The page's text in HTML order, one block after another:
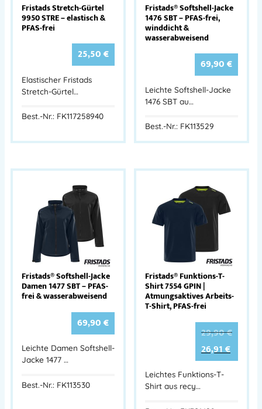
Fristads Stretch-Gürtel
9950 STRE – elastisch &
PFAS-frei
25,50€
Elastischer Fristads
Stretch-Gürtel…
Best.-Nr.: FK117258940
Fristads® Softshell-Jacke
1476 SBT – PFAS-frei,
winddicht &
wasserabweisend
69,90€
Leichte Softshell-Jacke
1476 SBT au…
Best.-Nr.: FK113529
Fristads® Softshell-Jacke
Damen 1477 SBT – PFAS-
frei & wasserabweisend
69,90€
Leichte Damen Softshell-
Jacke 1477 …
Best.-Nr.: FK113530
Fristads® Funktions-T-
Shirt 7554 GPIN |
Atmungsaktives Arbeits-
T-Shirt, PFAS-frei
29,90€
26,91€
Leichtes Funktions-T-
Shirt aus recy…